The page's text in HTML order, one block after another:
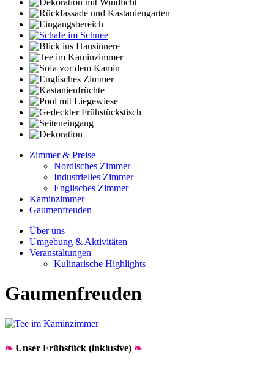
Zimmer & Preise
Nordisches Zimmer
Industrielles Zimmer
Englisches Zimmer
Kaminzimmer
Gaumenfreuden
Über uns
Umgebung & Aktivitäten
Veranstaltungen
Kulinarische Highlights
Gaumenfreuden
❧ Unser Frühstück (inklusive) ❧